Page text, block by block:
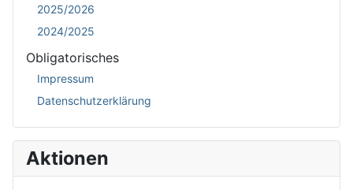
2025/2026
2024/2025
Obligatorisches
Impressum
Datenschutzerklärung
Aktionen